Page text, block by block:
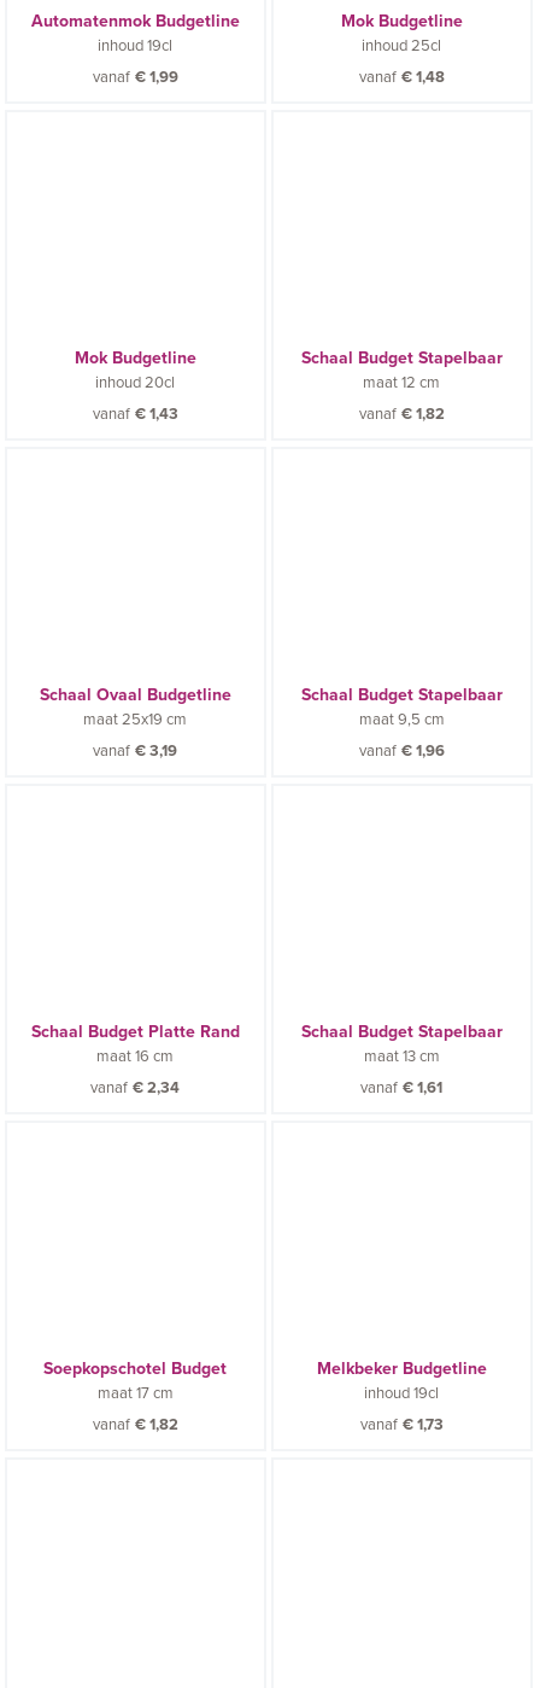
Automatenmok Budgetline
inhoud19cl
vanaf €1,99
Mok Budgetline
inhoud25cl
vanaf €1,48
Mok Budgetline
inhoud20cl
vanaf €1,43
Schaal Budget Stapelbaar
maat12 cm
vanaf €1,82
Schaal Ovaal Budgetline
maat25x19 cm
vanaf €3,19
Schaal Budget Stapelbaar
maat9,5 cm
vanaf €1,96
Schaal Budget Platte Rand
maat16 cm
vanaf €2,34
Schaal Budget Stapelbaar
maat13 cm
vanaf €1,61
Soepkopschotel Budget
maat17 cm
vanaf €1,82
Melkbeker Budgetline
inhoud19cl
vanaf €1,73